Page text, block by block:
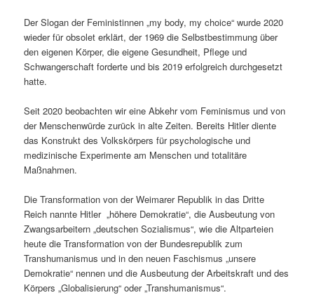
Der Slogan der Feministinnen „my body, my choice“ wurde 2020
wieder für obsolet erklärt, der 1969 die Selbstbestimmung über
den eigenen Körper, die eigene Gesundheit, Pflege und
Schwangerschaft forderte und bis 2019 erfolgreich durchgesetzt
hatte.
Seit 2020 beobachten wir eine Abkehr vom Feminismus und von
der Menschenwürde zurück in alte Zeiten. Bereits Hitler diente
das Konstrukt des Volkskörpers für psychologische und
medizinische Experimente am Menschen und totalitäre
Maßnahmen.
Die Transformation von der Weimarer Republik in das Dritte
Reich nannte Hitler „höhere Demokratie“, die Ausbeutung von
Zwangsarbeitern „deutschen Sozialismus“, wie die Altparteien
heute die Transformation von der Bundesrepublik zum
Transhumanismus und in den neuen Faschismus „unsere
Demokratie“ nennen und die Ausbeutung der Arbeitskraft und des
Körpers „Globalisierung“ oder „Transhumanismus“.